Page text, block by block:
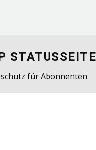
STATUSSEITE
für Abonnenten